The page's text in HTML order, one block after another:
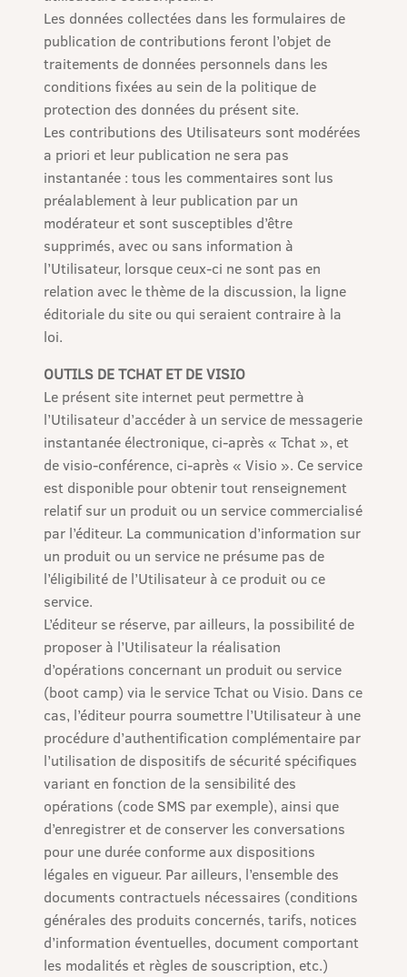
Les données collectées dans les formulaires de
publication de contributions feront l’objet de
traitements de données personnels dans les
conditions fixées au sein de la politique de
protection des données du présent site.
Les contributions des Utilisateurs sont modérées
a priori et leur publication ne sera pas
instantanée : tous les commentaires sont lus
préalablement à leur publication par un
modérateur et sont susceptibles d’être
supprimés, avec ou sans information à
l’Utilisateur, lorsque ceux-ci ne sont pas en
relation avec le thème de la discussion, la ligne
éditoriale du site ou qui seraient contraire à la
loi.
OUTILS DE TCHAT ET DE VISIO
Le présent site internet peut permettre à
l’Utilisateur d’accéder à un service de messagerie
instantanée électronique, ci-après « Tchat », et
de visio-conférence, ci-après « Visio ». Ce service
est disponible pour obtenir tout renseignement
relatif sur un produit ou un service commercialisé
par l’éditeur. La communication d’information sur
un produit ou un service ne présume pas de
l’éligibilité de l’Utilisateur à ce produit ou ce
service.
L’éditeur se réserve, par ailleurs, la possibilité de
proposer à l’Utilisateur la réalisation
d’opérations concernant un produit ou service
(boot camp) via le service Tchat ou Visio. Dans ce
cas, l’éditeur pourra soumettre l’Utilisateur à une
procédure d’authentification complémentaire par
l’utilisation de dispositifs de sécurité spécifiques
variant en fonction de la sensibilité des
opérations (code SMS par exemple), ainsi que
d’enregistrer et de conserver les conversations
pour une durée conforme aux dispositions
légales en vigueur. Par ailleurs, l’ensemble des
documents contractuels nécessaires (conditions
générales des produits concernés, tarifs, notices
d’information éventuelles, document comportant
les modalités et règles de souscription, etc.)